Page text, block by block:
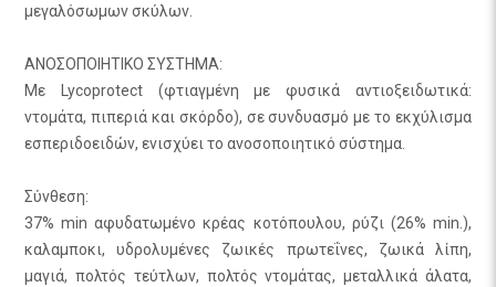
μεγαλόσωμων σκύλων.
ΑΝΟΣΟΠΟΙΗΤΙΚΟ ΣΥΣΤΗΜΑ:
Με Lycoprotect (φτιαγμένη με φυσικά αντιοξειδωτικά:
ντομάτα, πιπεριά και σκόρδο), σε συνδυασμό με το εκχύλισμα
εσπεριδοειδών, ενισχύει το ανοσοποιητικό σύστημα.
Σύνθεση:
37% min αφυδατωμένο κρέας κοτόπουλου, ρύζι (26% min.),
καλαμποκι, υδρολυμένες ζωικές πρωτεΐνες, ζωικά λίπη,
μαγιά, πολτός τεύτλων, πολτός ντομάτας, μεταλλικά άλατα,